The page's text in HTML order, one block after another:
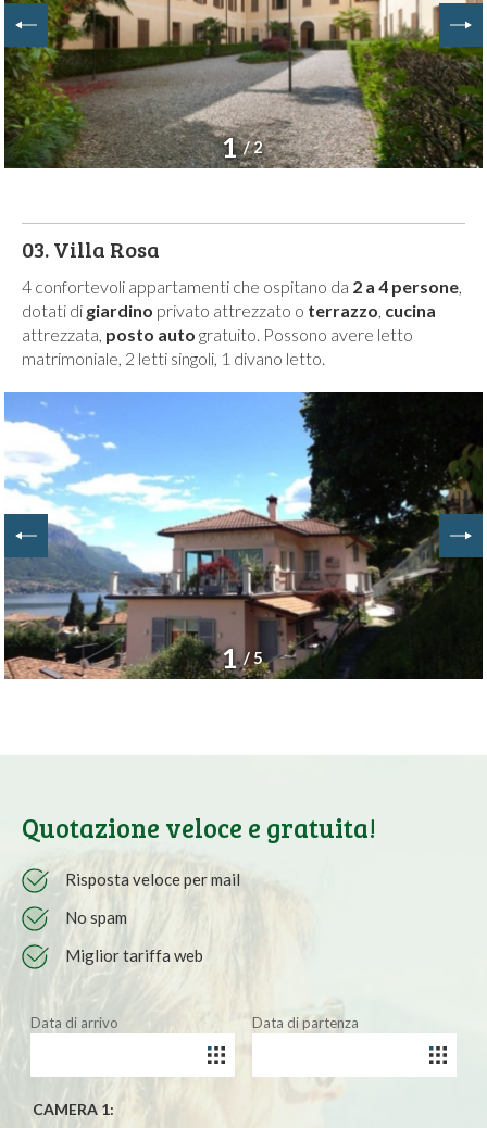
1 / 2
1 / 5
03.Villa Rosa
4 confortevoli appartamenti che ospitano da 2 a 4 persone
dotati di giardino privato attrezzato o terrazzo cucina
attrezzata, posto auto gratuito. Possono avere letto
matrimoniale, 2 letti singoli, 1 divano letto.
Quotazione veloce e gratuita!
Risposta veloce per mail
No spam
Miglior tariffa web
Data di arrivo Data di partenza
CAMERA 1: